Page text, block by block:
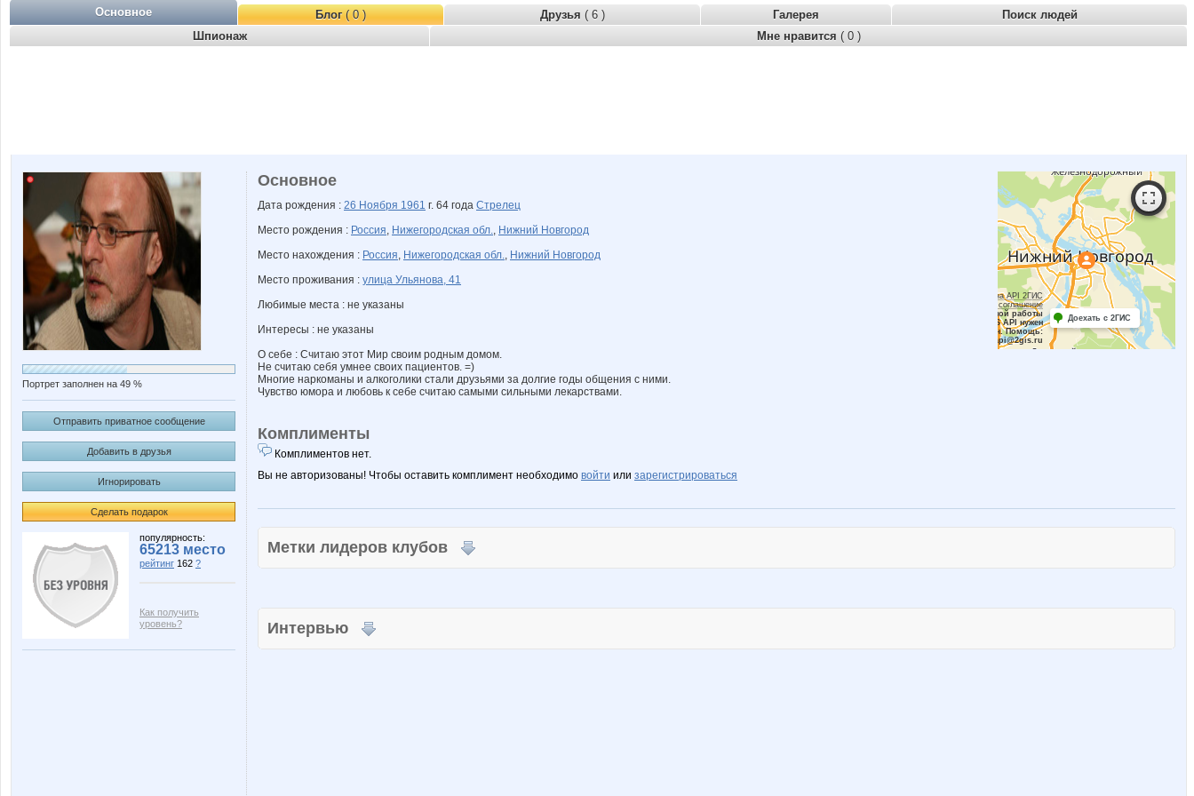
Основное Блог( 0 ) Друзья ( 6 ) Галерея
Поиск людей
Шпионаж
Мне нравится ( 0 )
Портрет заполнен на 49 %
Отправить приватное сообщение
Добавить в друзья
Игнорировать
Сделать подарок
популярность:
65213 место
рейтинг 162 ?
Как получить
уровень?
Работает на API 2ГИС
Лицензионное соглашение
Для корректной работы
Raster JS API нужен
ключ. Помощь:
api@2gis.ru
Доехать с 2ГИС
Основное
Дата рождения : 26 Ноября 1961 г. 64 года Стрелец
Место рождения : Россия, Нижегородская обл., Нижний Новгород
Место нахождения : Россия, Нижегородская обл., Нижний Новгород
Место проживания : улица Ульянова, 41
Любимые места : не указаны
Интересы : не указаны
О себе : Считаю этот Мир своим родным домом.
Не считаю себя умнее своих пациентов. =)
Многие наркоманы и алкоголики стали друзьями за долгие годы общения с ними.
Чувство юмора и любовь к себе считаю самыми сильными лекарствами.
Комплименты
Комплиментов нет.
Вы не авторизованы! Чтобы оставить комплимент необходимо войти или зарегистрироваться
Метки лидеров клубов
Интервью